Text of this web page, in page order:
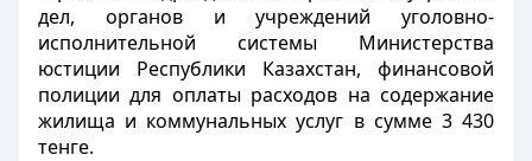
дел, органов и учреждений уголовно-
исполнительной системы Министерства
юстиции Республики Казахстан, финансовой
полиции для оплаты расходов на содержание
жилища и коммунальных услуг в сумме 3 430
тенге.